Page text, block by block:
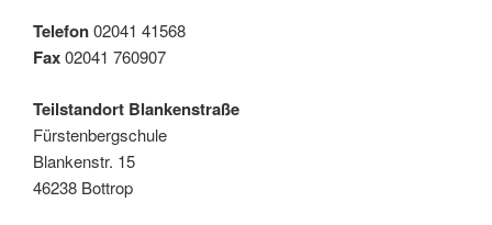
Telefon02041 41568
Fax02041 760907
Teilstandort Blankenstraße
Fürstenbergschule
Blankenstr. 15
46238 Bottrop